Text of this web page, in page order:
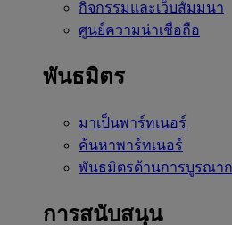
กิจกรรมและเว็บสัมมนา
ศูนย์ความน่าเชื่อถือ
พันธมิตร
มาเป็นพาร์ทเนอร์
ค้นหาพาร์ทเนอร์
พันธมิตรด้านการบูรณา
การสนับสนุน